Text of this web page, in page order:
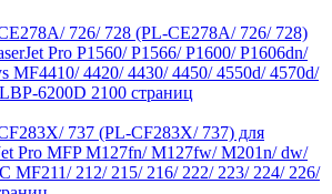
726/ 728 (PL-CE278A/ 726/ 728)
Pro P1560/ P1566/ P1600/ P1606dn/
MF4410/ 4420/ 4430/ 4450/ 4550d/ 4570d/
6200D 2100 страниц
737 (PL-CF283X/ 737) для
Pro MFP M127fn/ M127fw/ M201n/ dw/
MF211/ 212/ 215/ 216/ 222/ 223/ 224/ 226/